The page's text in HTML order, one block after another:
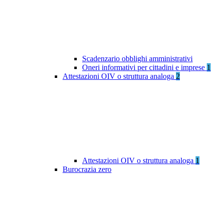
Scadenzario obblighi amministrativi
Oneri informativi per cittadini e imprese 1
Attestazioni OIV o struttura analoga 2
Attestazioni OIV o struttura analoga 1
Burocrazia zero